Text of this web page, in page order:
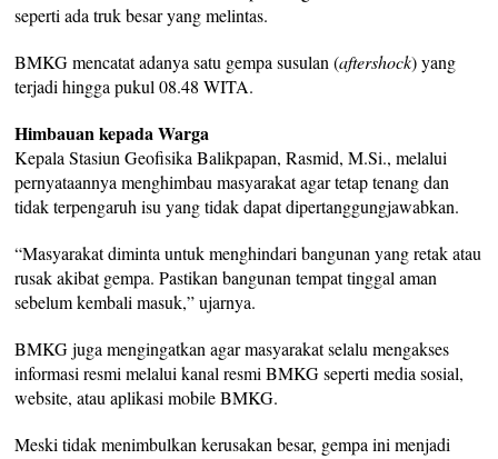
seperti ada truk besar yang melintas.
BMKG mencatat adanya satu gempa susulan (aftershock) yang
terjadi hingga pukul 08.48 WITA.
Himbauan kepada Warga
Kepala Stasiun Geofisika Balikpapan, Rasmid, M.Si., melalui
pernyataannya menghimbau masyarakat agar tetap tenang dan
tidak terpengaruh isu yang tidak dapat dipertanggungjawabkan.
“Masyarakat diminta untuk menghindari bangunan yang retak atau
rusak akibat gempa. Pastikan bangunan tempat tinggal aman
sebelum kembali masuk,” ujarnya.
BMKG juga mengingatkan agar masyarakat selalu mengakses
informasi resmi melalui kanal resmi BMKG seperti media sosial,
website, atau aplikasi mobile BMKG.
Meski tidak menimbulkan kerusakan besar, gempa ini menjadi